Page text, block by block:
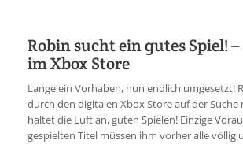
Impressum
Jobs
Robin sucht ein gutes Spiel!
im Xbox Store
Lange ein Vorhaben, nun endlich umgesetzt!
durch den digitalen Xbox Store auf der Suche
haltet die Luft an, guten Spielen! Einzige
gespielten Titel müssen ihm vorher alle völlig